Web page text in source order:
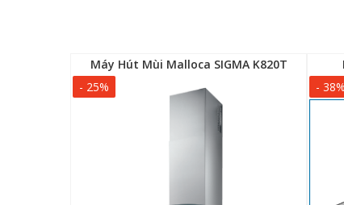
Máy Hút Mùi Malloca SIGMA K820T
- 25%
- 38%